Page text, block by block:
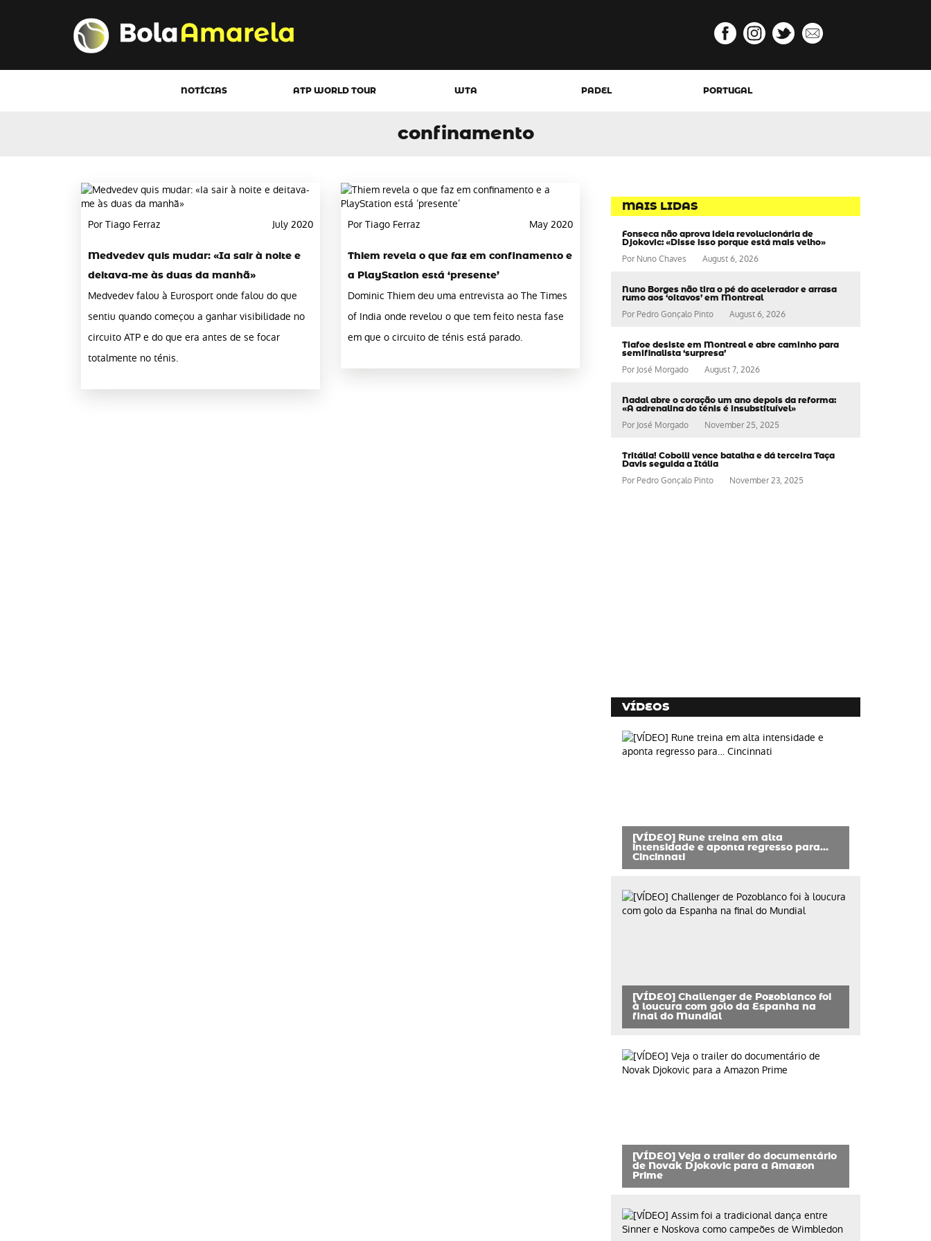
NOTÍCIAS ATP WORLD TOUR WTA PADEL PORTUGAL
confinamento
Por Tiago Ferraz July 2020
Medvedev quis mudar: «Ia sair à noite e
deitava-me às duas da manhã»
Medvedev falou à Eurosport onde falou do que
sentiu quando começou a ganhar visibilidade no
circuito ATP e do que era antes de se focar
totalmente no ténis.
Por Tiago Ferraz May 2020
Thiem revela o que faz em confinamento e
a PlayStation está ‘presente’
Dominic Thiem deu uma entrevista ao The Times
of India onde revelou o que tem feito nesta fase
em que o circuito de ténis está parado.
MAIS LIDAS
Fonseca não aprova ideia revolucionária de
Djokovic: «Disse isso porque está mais velho»
PorNuno Chaves August 6, 2026
Nuno Borges não tira o pé do acelerador e arrasa
rumo aos ‘oitavos’ em Montreal
Por Pedro Gonçalo Pinto August 6, 2026
Tiafoe desiste em Montreal e abre caminho para
semifinalista ‘surpresa’
PorJosé Morgado August 7, 2026
Nadal abre o coração um ano depois da reforma:
«A adrenalina do ténis é insubstituível»
Por José Morgado November 25, 2025
Tritália! Cobolli vence batalha e dá terceira Taça
Davis seguida a Itália
PorPedro Gonçalo Pinto November 23, 2025
VÍDEOS
[VÍDEO] Rune treina em alta
intensidade e aponta regresso para…
Cincinnati
[VÍDEO] Challenger de Pozoblanco foi
à loucura com golo da Espanha na
final do Mundial
[VÍDEO] Veja o trailer do documentário
de Novak Djokovic para a Amazon
Prime